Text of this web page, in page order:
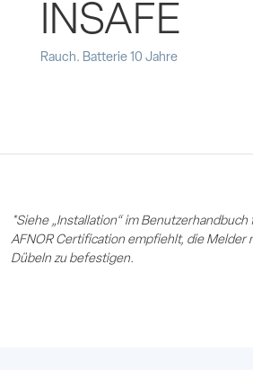
INSAFE
Rauch. Batterie 10 Jahre
*Siehe „Installation“ im Benutzerhandbuch
AFNOR Certification empfiehlt, die Melder
Dübeln zu befestigen.